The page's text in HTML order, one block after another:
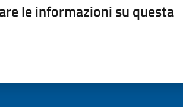
le informazioni su questa